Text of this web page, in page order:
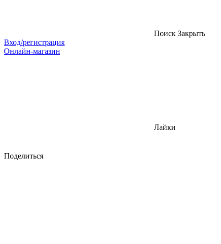
Поиск Закрыть
Вход/регистрация
Онлайн-магазин
Лайки
Поделиться